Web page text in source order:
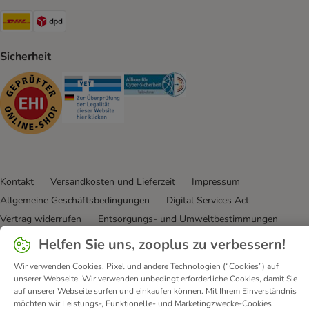
DHL Shipping Method
Sicherheit
Security Security
Kontakt Versandkosten und Lieferzeit
Impressum
Allgemeine Geschäftsbedingungen
Digital Services Act
Vertrag widerrufen
Entsorgungs- und Umweltbestimmungen
Zahlungsarten
Über uns Partnerprogramme
Karriere
Corporate Website
© zooplus SE2026
Helfen Sie uns, zooplus zu verbessern!
Wir verwenden Cookies, Pixel und andere Technologien (“Cookies”) auf
unserer Webseite. Wir verwenden unbedingt erforderliche Cookies, damit Sie
auf unserer Webseite surfen und einkaufen können. Mit Ihrem Einverständnis
möchten wir Leistungs-, Funktionelle- und Marketingzwecke-Cookies